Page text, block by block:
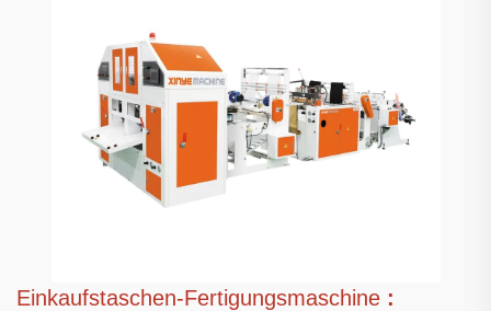
Einkaufstaschen-Fertigungsmaschine :